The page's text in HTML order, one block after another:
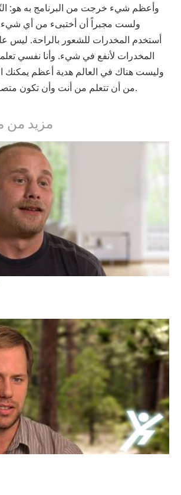
وأعظم شيء خرجت من البرنامج به هو:
ولست مجبراً أن أختبىء من أي
أستخدم المخدرات للشعور بالراحة. ليس
المخدرات لأنفع في شيء. وأنا نفسي
وليست هناك في العالم هدية أعظم يمكنك
من أن تتعلم من أنت وأن تكون متصالحاً مع نفسك.
مزيد من